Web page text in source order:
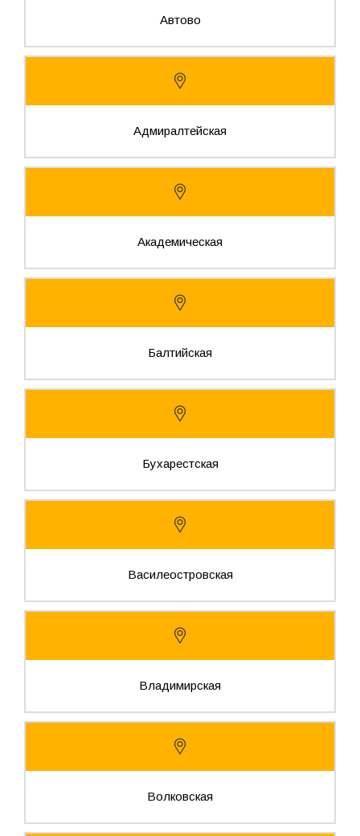
Автово
Адмиралтейская
Академическая
Балтийская
Бухарестская
Василеостровская
Владимирская
Волковская